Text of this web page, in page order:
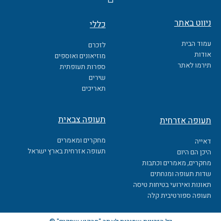
a
e
b
o
o
k
ניווט באתר
עמוד הבית
אודות
תירמו לאתר
כללי
לזכרם
מוזיאונים ואוספים
ספרות תעופתית
שירים
תאריכים
תעופה אזרחית
דאייה
היכן הם היום
מחקרים, מאמרים וכתבות
שדות תעופה ומנחתים
תאונות ואירועי בטיחות טיסה
תעופה ספורטיבית קלה
תעופה צבאית
מחקרים ומאמרים
תעופה אזרחית בארץ ישראל